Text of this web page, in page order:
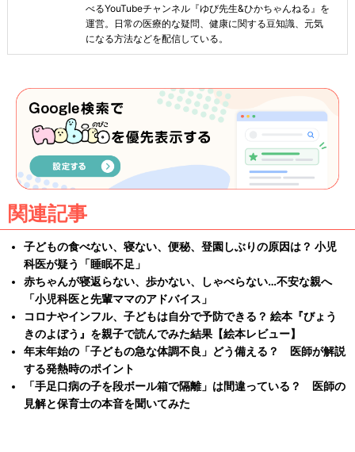
べるYouTubeチャンネル『ゆび先生&ひかちゃんねる』を
運営。日常の医療的な疑問、健康に関する豆知識、元気
になる方法などを配信している。
関連記事
子どもの食べない、寝ない、便秘、登園しぶりの原因は？ 小児
科医が疑う「睡眠不足」
赤ちゃんが寝返らない、歩かない、しゃべらない…不安な親へ
「小児科医と先輩ママのアドバイス」
コロナやインフル、子どもは自分で予防できる？ 絵本『びょう
きのよぼう』を親子で読んでみた結果【絵本レビュー】
年末年始の「子どもの急な体調不良」どう備える？ 医師が解説
する発熱時のポイント
「手足口病の子を段ボール箱で隔離」は間違っている？ 医師の
見解と保育士の本音を聞いてみた